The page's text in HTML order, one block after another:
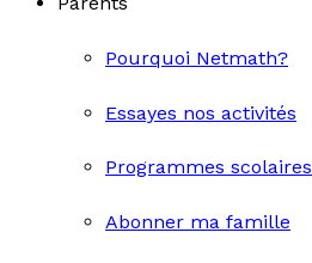
Pourquoi Netmath?
Essayes nos activités
Programmes scolaires
Abonner ma famille